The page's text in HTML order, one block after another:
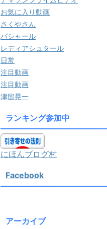
お気に入り動画
さくやさん
バシャール
レディアシュタール
日常
注目動画
注目動画
津留晃一
ランキング参加中
にほんブログ村
Facebook
アーカイブ